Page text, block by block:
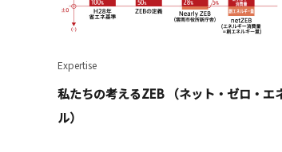
Expertise
私たちの考えるZEB （ネット・ゼロ・エ
ル）